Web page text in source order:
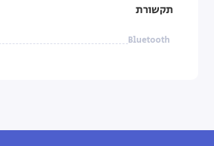
תקשורת
Bluetooth